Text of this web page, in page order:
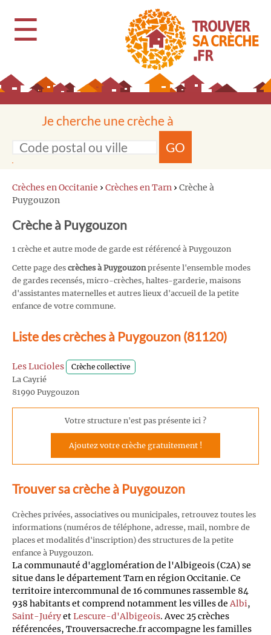
☰
Je cherche une crèche à
GO
Crèches en Occitanie › Crèches en Tarn › Crèche à
Puygouzon
Crèche à Puygouzon
1 crèche et autre mode de garde est référencé à Puygouzon
Cette page des crèches à Puygouzon présente l'ensemble modes
de gardes recensés, micro-crèches, haltes-garderie, maisons
d'assistantes maternelles et autres lieux d'accueil de la petite
enfance de votre commune.
Liste des crèches à Puygouzon (81120)
Les Lucioles Crèche collective
La Cayrié
81990 Puygouzon
Votre structure n'est pas présente ici ?
Ajoutez votre crèche gratuitement !
Trouver sa crèche à Puygouzon
Crèches privées, associatives ou municipales, retrouvez toutes les
informations (numéros de téléphone, adresse, mail, nombre de
places et modalités d'inscription) des structures de la petite
enfance à Puygouzon.
La communauté d'agglomération de l'Albigeois (C2A) se
situe dans le département Tarn en région Occitanie. Ce
territoire intercommunal de 16 communes rassemble 84
938 habitants et comprend notamment les villes deAlbi,
Saint-JuéryetLescure-d'Albigeois. Avec 25 crèches
référencées, Trouversacreche.fr accompagne les familles